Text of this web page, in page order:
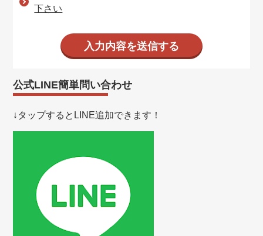
下さい
公式LINE簡単問い合わせ
↓タップするとLINE追加できます！